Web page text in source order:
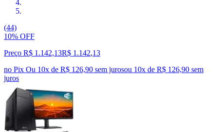
(44)
10% OFF
Preço R$ 1.142,13R$ 1.142,13
no Pix Ou 10x de R$ 126,90 sem jurosou 10x de R$ 126,90 sem
juros